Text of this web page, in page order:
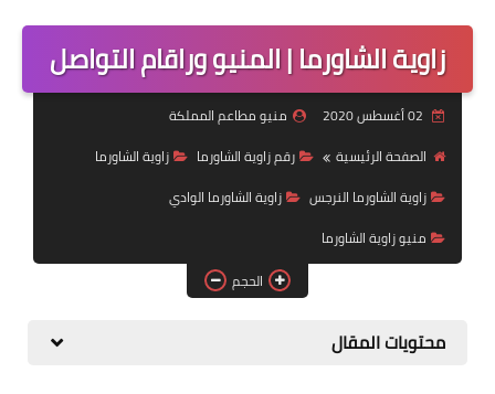
زاوية الشاورما | المنيو وراقام التواصل
منيو مطاعم المملكة
الصفحة الرئيسية
رقم زاوية الشاورما
زاوية الشاورما
زاوية الشاورما النرجس
زاوية الشاورما الوادي
منيو زاوية الشاورما
الحجم
محتويات المقال